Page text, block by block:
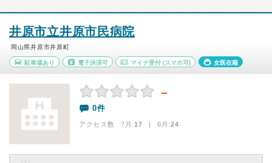
井原市立井原市民病院
岡山県井原市井原町
駐車場あり 電子決済可 マイナ受付 (スマホ可) 女医在籍
－
0件
アクセス数 7月:17 | 6月:24